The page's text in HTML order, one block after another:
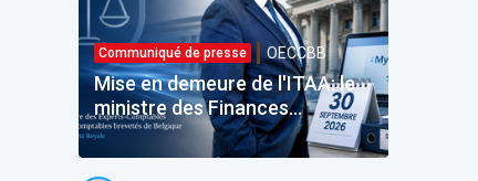
Communiqué de presse OECCBB
Mise en demeure de l'ITAA: le
ministre des Finances
reconnaît la responsabilité de
l'État — place à l'exécution!